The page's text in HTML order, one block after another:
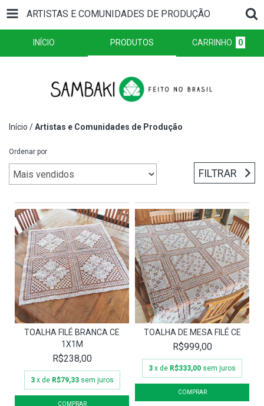
ARTISTAS E COMUNIDADES DE PRODUÇÃO
INÍCIO PRODUTOS CARRINHO 0
Início /Artistas e Comunidades de Produção
Ordenar por
FILTRAR
TOALHA FILÉ BRANCA CE
1X1M
R$238,00
3 x de R$79,33 sem juros
TOALHA DE MESA FILÉ CE
R$999,00
3 x de R$333,00 sem juros